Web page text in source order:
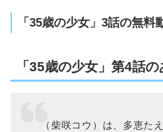
「35歳の少女」3話の無料
「35歳の少女」第4話
（柴咲コウ）は、多恵た